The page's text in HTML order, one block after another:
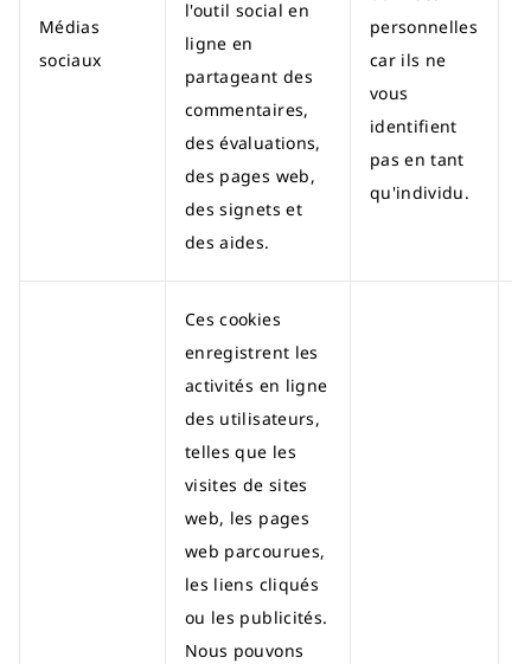
Médias
sociaux
l'outil social en
ligne en
partageant des
commentaires,
des évaluations,
des pages web,
des signets et
des aides.
personnelles
car ils ne
vous
identifient
pas en tant
qu'individu.
Ces cookies
enregistrent les
activités en ligne
des utilisateurs,
telles que les
visites de sites
web, les pages
web parcourues,
les liens cliqués
ou les publicités.
Nous pouvons